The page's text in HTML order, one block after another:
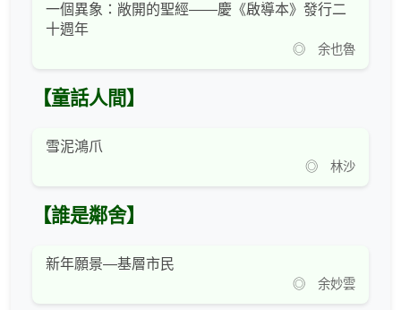
一個異象：敞開的聖經——慶《啟導本》發行二
十週年
◎ 余也魯
【童話人間】
雪泥鴻爪
◎ 林沙
【誰是鄰舍】
新年願景—基層市民
◎ 余妙雲